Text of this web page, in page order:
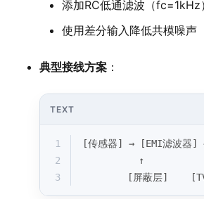
添加RC低通滤波（fc=1kHz）
使用差分输入降低共模噪声
典型接线方案 ：
TEXT
1
[传感器] → [EMI滤波器]
2
↑
3
[屏蔽层]